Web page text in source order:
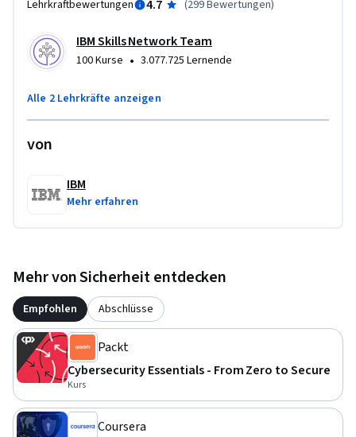
Abschlussprojekt prüft Ihre Kenntnisse in den wichtigsten
Themen der Cybersicherheit.
Melden Sie sich jetzt an, um die grundlegenden
Lehrkraftbewertungen 4.7 (299 Bewertungen)
IBM Skills Network Team
100 Kurse • 3.077.725 Lernende
Alle 2 Lehrkräfte anzeigen
von
IBM
Mehr erfahren
Mehr von Sicherheit entdecken
Empfohlen Abschlüsse
Packt
Cybersecurity Essentials - From Zero to Secure
Kurs
Coursera